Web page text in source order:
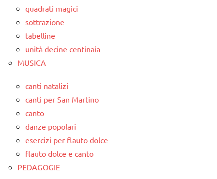
quadrati magici
sottrazione
tabelline
unità decine centinaia
MUSICA
canti natalizi
canti per San Martino
canto
danze popolari
esercizi per flauto dolce
flauto dolce e canto
PEDAGOGIE